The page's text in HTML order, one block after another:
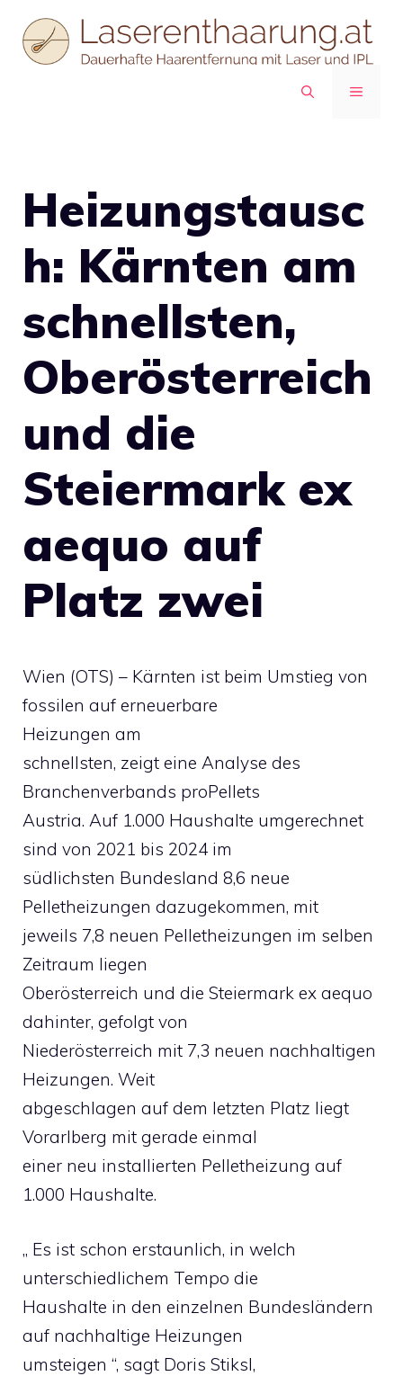
Inhalt
springen
MENÜ
Heizungstausc
h: Kärnten am
schnellsten,
Oberösterreich
und die
Steiermark ex
aequo auf
Platz zwei
Wien (OTS) – Kärnten ist beim Umstieg von
fossilen auf erneuerbare
Heizungen am
schnellsten, zeigt eine Analyse des
Branchenverbands proPellets
Austria. Auf 1.000 Haushalte umgerechnet
sind von 2021 bis 2024 im
südlichsten Bundesland 8,6 neue
Pelletheizungen dazugekommen, mit
jeweils 7,8 neuen Pelletheizungen im selben
Zeitraum liegen
Oberösterreich und die Steiermark ex aequo
dahinter, gefolgt von
Niederösterreich mit 7,3 neuen nachhaltigen
Heizungen. Weit
abgeschlagen auf dem letzten Platz liegt
Vorarlberg mit gerade einmal
einer neu installierten Pelletheizung auf
1.000 Haushalte.
„ Es ist schon erstaunlich, in welch
unterschiedlichem Tempo die
Haushalte in den einzelnen Bundesländern
auf nachhaltige Heizungen
umsteigen “, sagt Doris Stiksl,